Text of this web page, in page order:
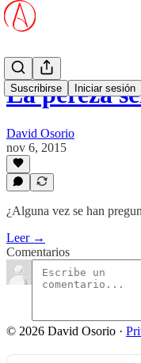
Suscribirse Iniciar sesión
La pereza
David Osorio
nov 6, 2015
¿Alguna vez se han
Leer →
Comentarios
© 2026 David Osorio ·